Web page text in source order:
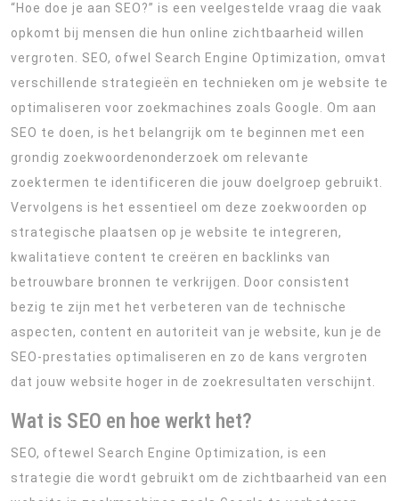
“Hoe doe je aan SEO?” is een veelgestelde vraag die vaak
opkomt bij mensen die hun online zichtbaarheid willen
vergroten. SEO, ofwel Search Engine Optimization, omvat
verschillende strategieën en technieken om je website te
optimaliseren voor zoekmachines zoals Google. Om aan
SEO te doen, is het belangrijk om te beginnen met een
grondig zoekwoordenonderzoek om relevante
zoektermen te identificeren die jouw doelgroep gebruikt.
Vervolgens is het essentieel om deze zoekwoorden op
strategische plaatsen op je website te integreren,
kwalitatieve content te creëren en backlinks van
betrouwbare bronnen te verkrijgen. Door consistent
bezig te zijn met het verbeteren van de technische
aspecten, content en autoriteit van je website, kun je de
SEO-prestaties optimaliseren en zo de kans vergroten
dat jouw website hoger in de zoekresultaten verschijnt.
Wat is SEO en hoe werkt het?
SEO, oftewel Search Engine Optimization, is een
strategie die wordt gebruikt om de zichtbaarheid van een